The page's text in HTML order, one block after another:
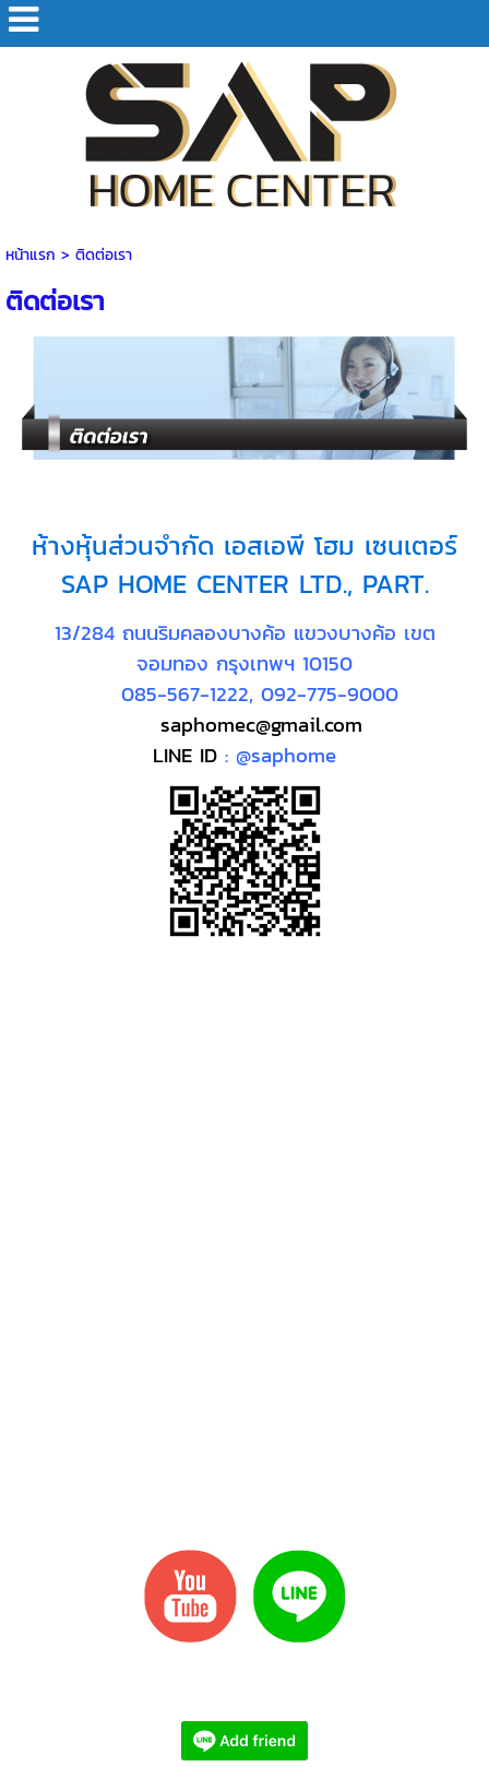
หน้าแรก > ติดต่อเรา
ติดต่อเรา
ห้างหุ้นส่วนจำกัด เอสเอพี โฮม เซนเตอร์
SAP HOME CENTER LTD., PART.
13/284 ถนนริมคลองบางค้อ แขวงบางค้อ เขต
จอมทอง กรุงเทพฯ 10150
085-567-1222, 092-775-9000
saphomec@gmail.com
LINE ID : @saphome